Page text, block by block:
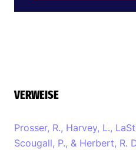
VERWEISE
Prosser, R., Harvey, L.,
Scougall, P., & Herbert, R.